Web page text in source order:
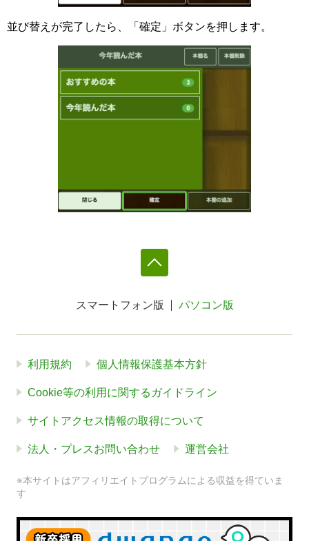
並び替えが完了したら、「確定」ボタンを押します。
スマートフォン版 パソコン版
利用規約 個人情報保護基本方針
Cookie等の利用に関するガイドライン
サイトアクセス情報の取得について
法人・プレスお問い合わせ 運営会社
※本サイトはアフィリエイトプログラムによる収益を得ていま
す